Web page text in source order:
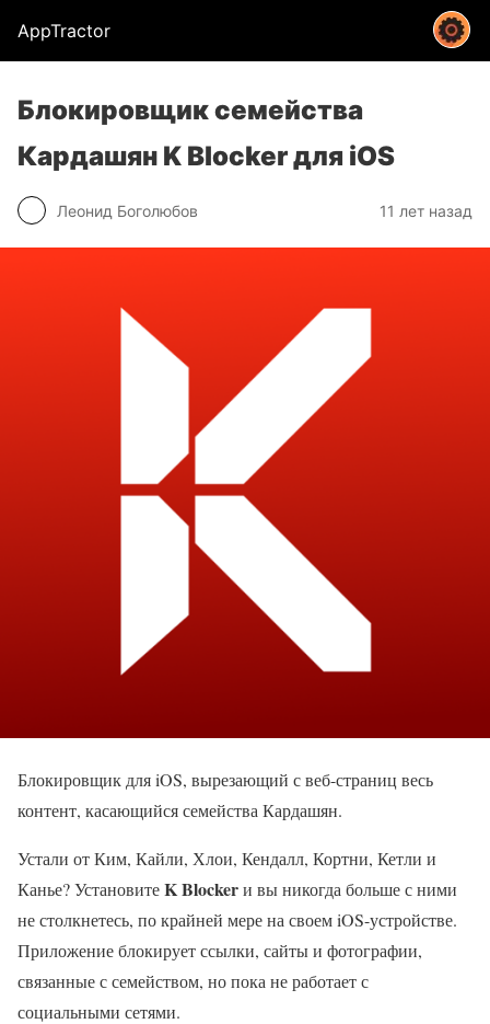
AppTractor
Блокировщик семейства
Кардашян K Blocker для iOS
Леонид Боголюбов 11 лет назад
Блокировщик для iOS, вырезающий с веб-страниц весь
контент, касающийся семейства Кардашян.
Устали от Ким, Кайли, Хлои, Кендалл, Кортни, Кетли и
Канье? УстановитеK Blockerи вы никогда больше с ними
не столкнетесь, по крайней мере на своем iOS-устройстве.
Приложение блокирует ссылки, сайты и фотографии,
связанные с семейством, но пока не работает с
социальными сетями.